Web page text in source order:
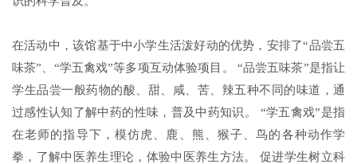
在活动中，该馆基于中小学生活泼好动的优势，安排了“品尝五
味茶”、“学五禽戏”等多项互动体验项目。 “品尝五味茶”是指让
学生品尝一般药物的酸、甜、咸、苦、辣五种不同的味道，通
过感性认知了解中药的性味，普及中药知识。 “学五禽戏”是指
在老师的指导下，模仿虎、鹿、熊、猴子、鸟的各种动作学
拳，了解中医养生理论，体验中医养生方法。 促进学生树立科